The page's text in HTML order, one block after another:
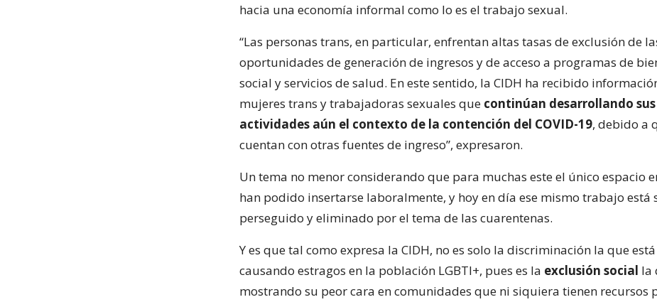
hacia una economía informal como lo es el trabajo sexual.
“Las personas trans, en particular, enfrentan altas tasas de exclusión de
oportunidades de generación de ingresos y de acceso a programas de
social y servicios de salud. En este sentido, la CIDH ha recibido
mujeres trans y trabajadoras sexuales que continúan desarrollando sus
actividades aún el contexto de la contención del COVID-19, debido a
cuentan con otras fuentes de ingreso”, expresaron.
Un tema no menor considerando que para muchas este el único espacio
han podido insertarse laboralmente, y hoy en día ese mismo trabajo está
perseguido y eliminado por el tema de las cuarentenas.
Y es que tal como expresa la CIDH, no es solo la discriminación la que está
causando estragos en la población LGBTI+, pues es la exclusión social la
mostrando su peor cara en comunidades que ni siquiera tienen recursos